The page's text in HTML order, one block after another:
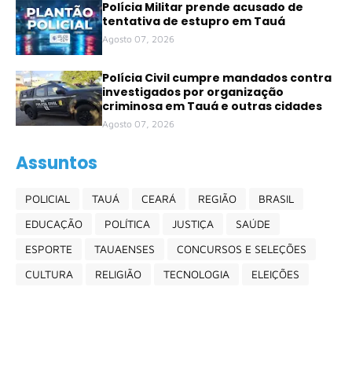
Polícia Militar prende acusado de
tentativa de estupro em Tauá
Agosto 07, 2026
Polícia Civil cumpre mandados contra
investigados por organização
criminosa em Tauá e outras cidades
Agosto 07, 2026
Assuntos
POLICIAL TAUÁ CEARÁ REGIÃO
BRASIL
EDUCAÇÃO
POLÍTICA JUSTIÇA
SAÚDE
ESPORTE
TAUAENSES
CONCURSOS E SELEÇÕES
CULTURA
RELIGIÃO TECNOLOGIA ELEIÇÕES